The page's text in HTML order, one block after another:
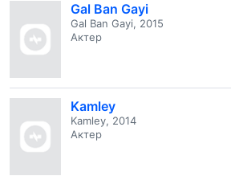
Gal Ban Gayi
Gal Ban Gayi, 2015
Актер
Kamley
Kamley, 2014
Актер